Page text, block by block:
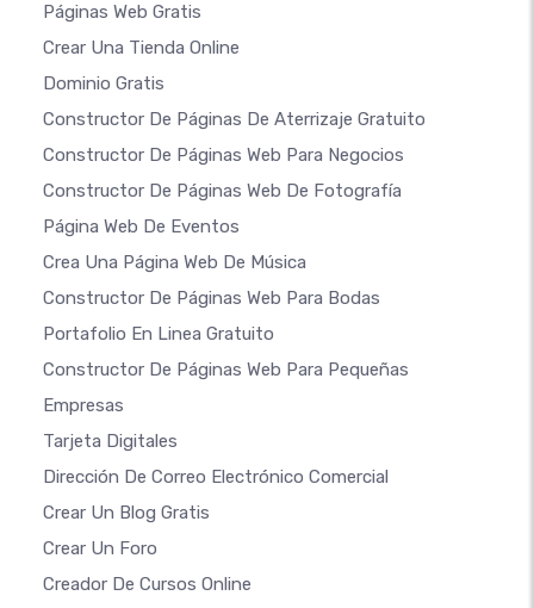
Páginas Web Gratis
Crear Una Tienda Online
Dominio Gratis
Constructor De Páginas De Aterrizaje Gratuito
Constructor De Páginas Web Para Negocios
Constructor De Páginas Web De Fotografía
Página Web De Eventos
Crea Una Página Web De Música
Constructor De Páginas Web Para Bodas
Portafolio En Linea Gratuito
Constructor De Páginas Web Para Pequeñas
Empresas
Tarjeta Digitales
Dirección De Correo Electrónico Comercial
Crear Un Blog Gratis
Crear Un Foro
Creador De Cursos Online